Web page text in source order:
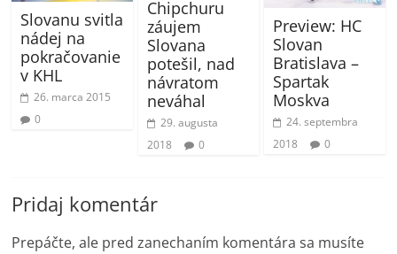
Slovanu svitla
nádej na
pokračovanie
v KHL
26. marca 2015
0
Chipchuru
záujem
Slovana
potešil, nad
návratom
neváhal
29. augusta
2018
0
Preview: HC
Slovan
Bratislava –
Spartak
Moskva
24. septembra
2018
0
Pridaj komentár
Prepáčte, ale pred zanechaním komentára sa musíte